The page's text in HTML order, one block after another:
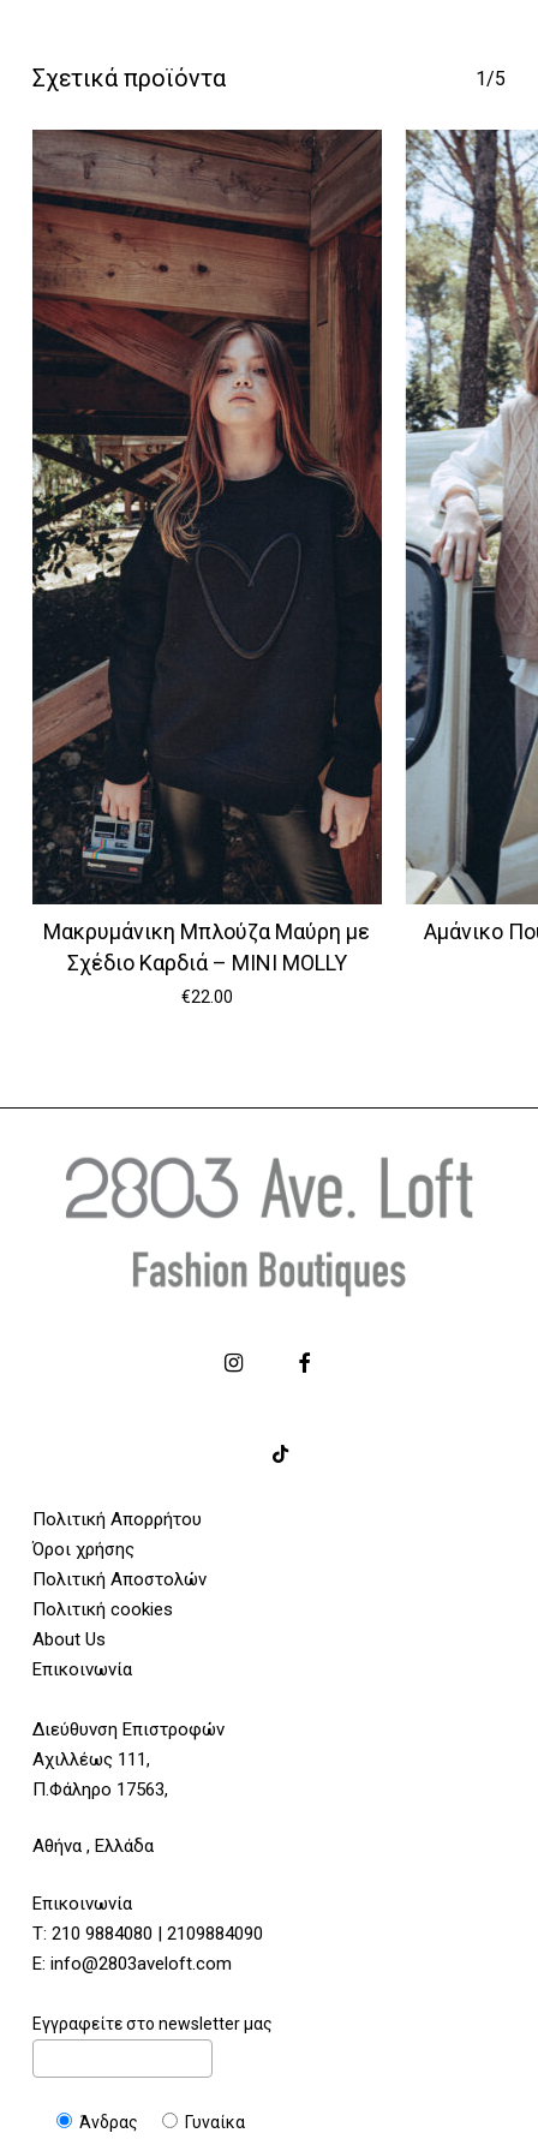
Κανένα προϊόν στο
καλάθι σας.
Go To Shop
Σχετικά προϊόντα 1/5
Μακρυμάνικη Μπλούζα Μαύρη με
Σχέδιο Καρδιά – MINI MOLLY
€22.00
Αμάνικο
Πολιτική Απορρήτου
Όροι χρήσης
Πολιτική Αποστολών
Πολιτική cookies
About Us
Επικοινωνία
Διεύθυνση Επιστροφών
Αχιλλέως 111,
Π.Φάληρο 17563,
Αθήνα , Ελλάδα
Επικοινωνία
Τ: 210 9884080 | 2109884090
E: info@2803aveloft.com
Εγγραφείτε στο newsletter μας
Άνδρας Γυναίκα